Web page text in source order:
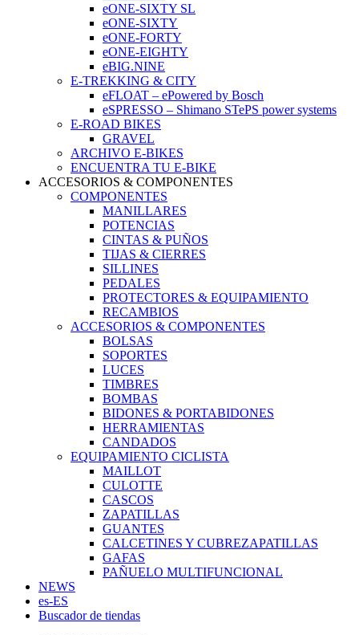
eONE-SIXTY SL
eONE-SIXTY
eONE-FORTY
eONE-EIGHTY
eBIG.NINE
E-TREKKING & CITY
eFLOAT – ePowered by Bosch
eSPRESSO – Shimano STePS power systems
E-ROAD BIKES
GRAVEL
ARCHIVO E-BIKES
ENCUENTRA TU E-BIKE
ACCESORIOS & COMPONENTES
COMPONENTES
MANILLARES
POTENCIAS
CINTAS & PUÑOS
TIJAS & CIERRES
SILLINES
PEDALES
PROTECTORES & EQUIPAMIENTO
RECAMBIOS
ACCESORIOS & COMPONENTES
BOLSAS
SOPORTES
LUCES
TIMBRES
BOMBAS
BIDONES & PORTABIDONES
HERRAMIENTAS
CANDADOS
EQUIPAMIENTO CICLISTA
MAILLOT
CULOTTE
CASCOS
ZAPATILLAS
GUANTES
CALCETINES Y CUBREZAPATILLAS
GAFAS
PAÑUELO MULTIFUNCIONAL
NEWS
es-ES
Buscador de tiendas